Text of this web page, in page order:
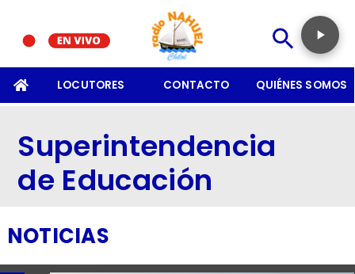
LOCUTORES CONTACTO QUIÉNES SOMOS
Superintendencia
de Educación
NOTICIAS